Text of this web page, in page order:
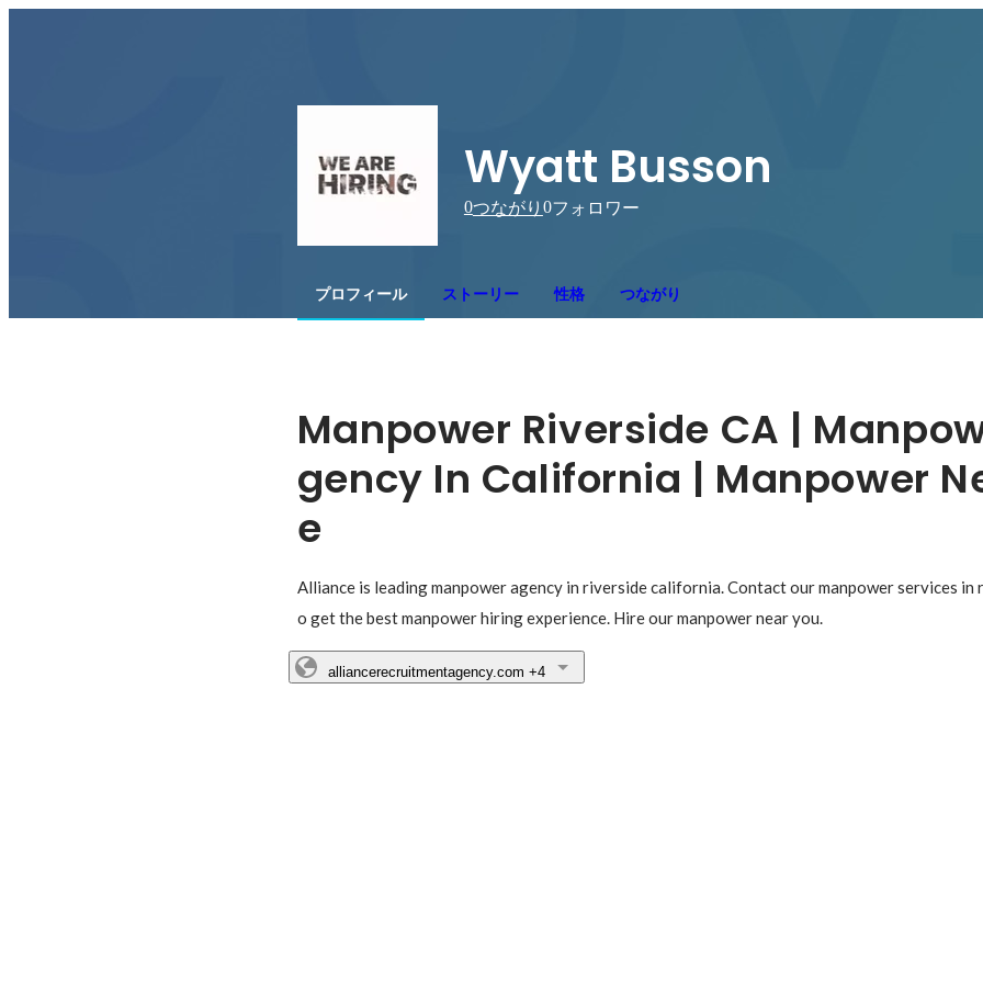
Wyatt Busson
0つながり 0フォロワー
プロフィール ストーリー 性格 つながり
Manpower Riverside CA |
gency In California | Manpower
e
Alliance is leading manpower agency in riverside california. Contact our manpower services in
o get the best manpower hiring experience. Hire our manpower near you.
alliancerecruitmentagency.com +4